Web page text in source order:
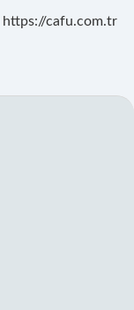
https://cafu.com.tr